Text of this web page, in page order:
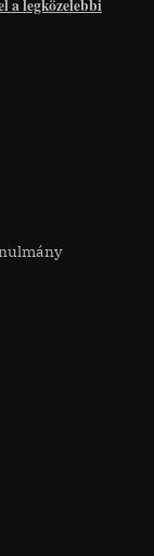
a legközelebbi